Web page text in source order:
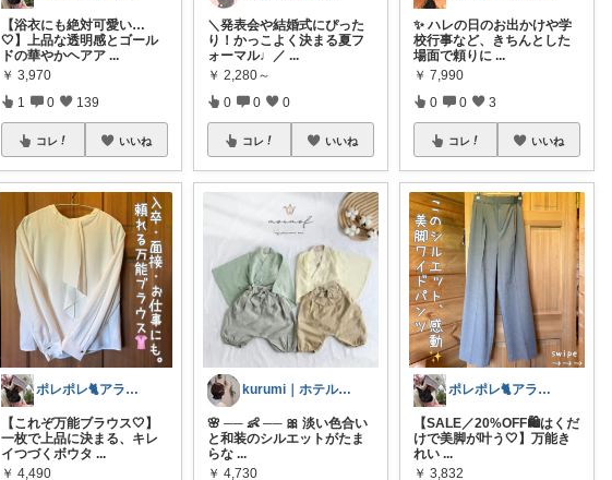
【浴衣にも絶対可愛い…
🤍】上品な透明感とゴール
ドの華やかヘアア ...
￥ 3,970
1 0 139
コレ いいね
ポレポレ🐈アラフィフの可愛い図鑑
【これぞ万能ブラウス🤍】
一枚で上品に決まる、キレ
イつづくボウタ ...
￥ 4,490
＼発表会や結婚式にぴった
り！かっこよく決まる夏フ
ォーマル♩／...
￥ 2,280～
0 0 0
コレ いいね
kurumi｜ホテルライクに整える
🌸 ── 👶 ── 🎀 淡い色合い
と和装のシルエットがたま
らな ...
￥ 4,730
✨ ハレの日のお出かけや学
校行事など、きちんとした
場面で頼りに ...
￥ 7,990
0 0 3
コレ いいね
ポレポレ🐈アラフィフの可愛い図鑑
【SALE／20%OFF🛍️はくだ
けで美脚が叶う🤍】万能き
れい ...
￥ 3,832